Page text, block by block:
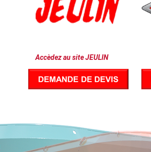
Accèdez au site JEULIN